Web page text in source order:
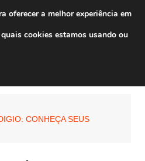
CONHEÇA SEUS
oferecer a melhor experiência em
cookies estamos usando ou